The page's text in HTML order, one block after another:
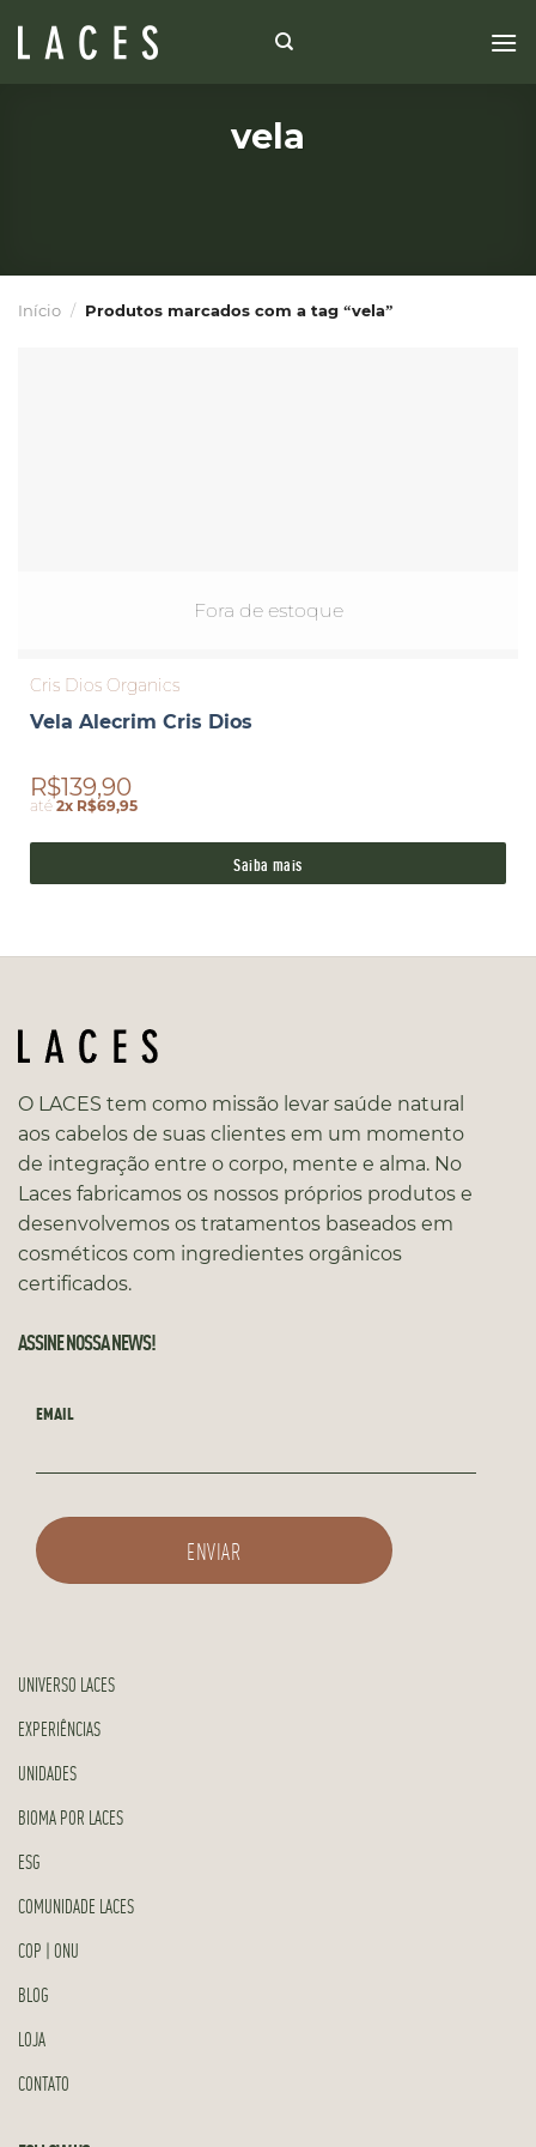
vela
Início / Produtos marcados com a tag “vela”
Fora de estoque
Cris Dios Organics
Vela Alecrim Cris Dios
R$139,90
até2x R$69,95
Saiba mais
O LACES tem como missão levar saúde natural
aos cabelos de suas clientes em um momento
de integração entre o corpo, mente e alma. No
Laces fabricamos os nossos próprios produtos e
desenvolvemos os tratamentos baseados em
cosméticos com ingredientes orgânicos
certificados.
ASSINE NOSSA NEWS!
EMAIL
UNIVERSO LACES
EXPERIÊNCIAS
UNIDADES
BIOMA POR LACES
ESG
COMUNIDADE LACES
COP | ONU
BLOG
LOJA
CONTATO